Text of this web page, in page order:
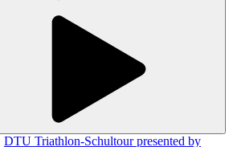
DTU Triathlon-Schultour presented by